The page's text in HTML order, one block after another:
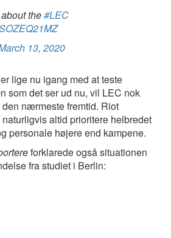
the#LEC
13, 2020
lige nu igang med at teste
som det ser ud nu, vil LEC nok
nærmeste fremtid. Riot
altid prioritere helbredet
personale højere end kampene.
forklarede også situationen
fra studiet i Berlin: